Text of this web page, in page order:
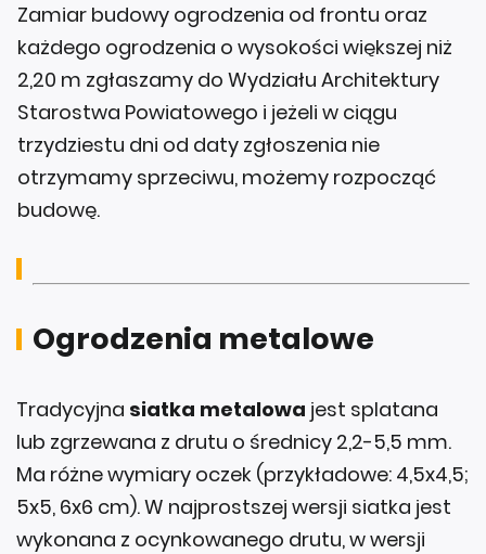
Zamiar budowy ogrodzenia od frontu oraz
każdego ogrodzenia o wysokości większej niż
2,20 m zgłaszamy do Wydziału Architektury
Starostwa Powiatowego i jeżeli w ciągu
trzydziestu dni od daty zgłoszenia nie
otrzymamy sprzeciwu, możemy rozpocząć
budowę.
Ogrodzenia metalowe
Tradycyjna siatka metalowa jest splatana
lub zgrzewana z drutu o średnicy 2,2-5,5 mm.
Ma różne wymiary oczek (przykładowe: 4,5x4,5;
5x5, 6x6 cm). W najprostszej wersji siatka jest
wykonana z ocynkowanego drutu, w wersji